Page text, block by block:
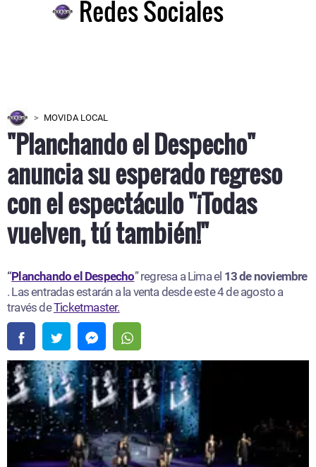
Redes Sociales
MOVIDA LOCAL
"Planchando el Despecho"
anuncia su esperado regreso
con el espectáculo "¡Todas
vuelven, tú también!"
“Planchando el Despecho” regresa a Lima el 13 de noviembre
. Las entradas estarán a la venta desde este 4 de agosto a
través deTicketmaster.